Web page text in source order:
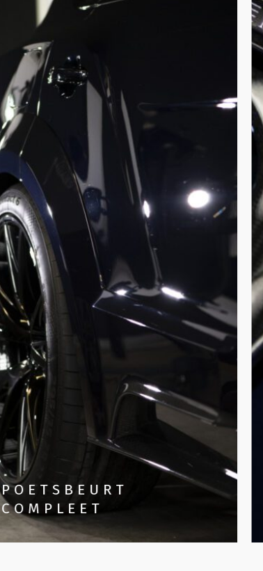
POETSBEURT
COMPLEET